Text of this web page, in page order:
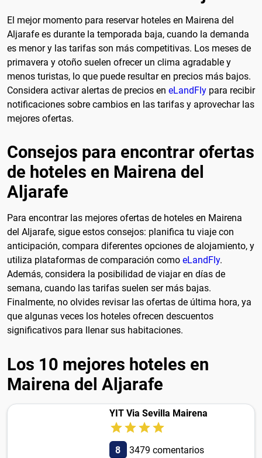
El mejor momento para reservar hoteles en Mairena del
Aljarafe es durante la temporada baja, cuando la demanda
es menor y las tarifas son más competitivas. Los meses de
primavera y otoño suelen ofrecer un clima agradable y
menos turistas, lo que puede resultar en precios más bajos.
Considera activar alertas de precios en eLandFly para recibir
notificaciones sobre cambios en las tarifas y aprovechar las
mejores ofertas.
Consejos para encontrar ofertas
de hoteles en Mairena del
Aljarafe
Para encontrar las mejores ofertas de hoteles en Mairena
del Aljarafe, sigue estos consejos: planifica tu viaje con
anticipación, compara diferentes opciones de alojamiento, y
utiliza plataformas de comparación como eLandFly.
Además, considera la posibilidad de viajar en días de
semana, cuando las tarifas suelen ser más bajas.
Finalmente, no olvides revisar las ofertas de última hora, ya
que algunas veces los hoteles ofrecen descuentos
significativos para llenar sus habitaciones.
Los 10 mejores hoteles en
Mairena del Aljarafe
YIT Via Sevilla Mairena
8
3479 comentarios